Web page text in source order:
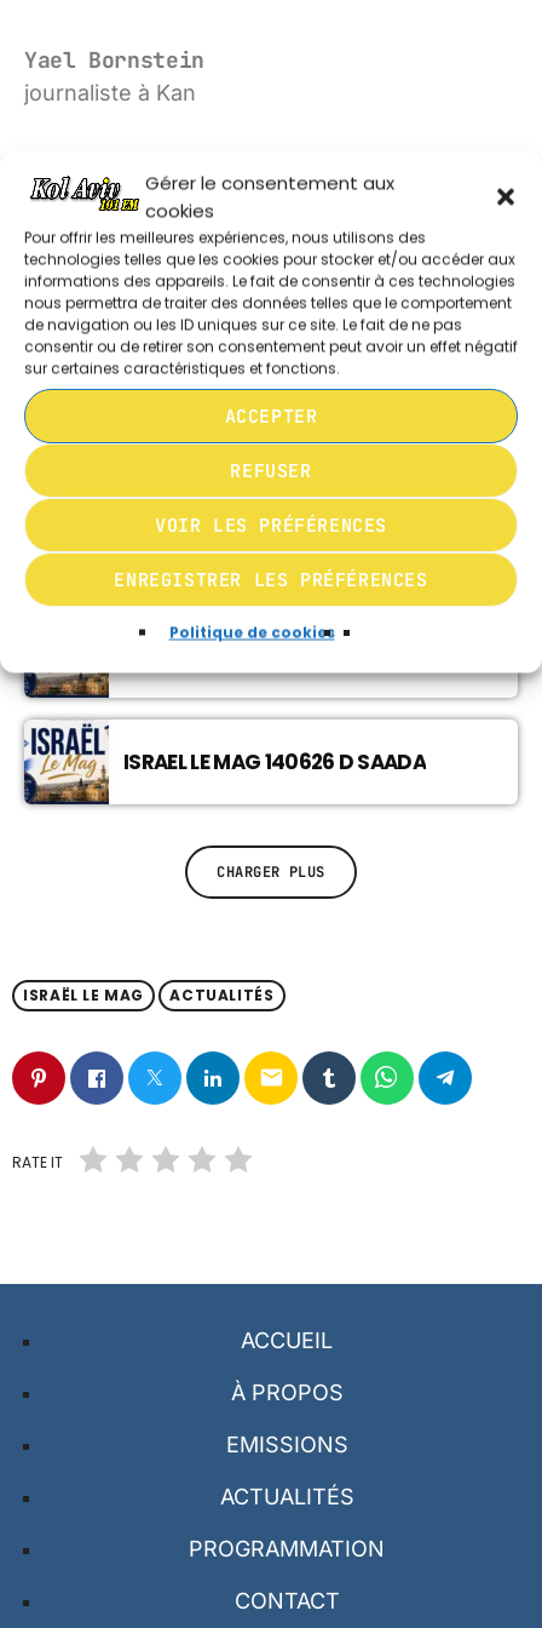
Gérer le consentement aux
cookies
Pour offrir les meilleures expériences, nous utilisons des
technologies telles que les cookies pour stocker et/ou accéder aux
informations des appareils. Le fait de consentir à ces technologies
nous permettra de traiter des données telles que le comportement
de navigation ou les ID uniques sur ce site. Le fait de ne pas
consentir ou de retirer son consentement peut avoir un effet négatif
sur certaines caractéristiques et fonctions.
ACCEPTER
REFUSER
VOIR LES PRÉFÉRENCES
ENREGISTRER LES PRÉFÉRENCES
Politique de cookies
Yael Bornstein
journaliste à Kan
les émissions les plus récentes
ISRAEL LE MAG 280626 Y KELLER
ISRAEL LE MAG 280626 Y LANCRY
ISRAEL LE MAG 280626 D EVEN SAPIR
ISRAEL LE MAG 140626 D SAADA
CHARGER PLUS
ISRAËL LE MAG ACTUALITÉS
email
RATE IT
ACCUEIL
À PROPOS
EMISSIONS
ACTUALITÉS
PROGRAMMATION
CONTACT